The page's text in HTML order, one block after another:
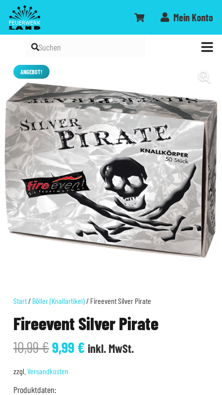
Mein Konto
ANGEBOT!
Start/ Böller (Knallartikel)/ Fireevent Silver Pirate
Fireevent Silver Pirate
10,99€Ursprünglicher
Preis
war:
10,99 €
9,99€Aktueller
inkl. MwSt.
zzgl. Versandkosten
Produktdaten: